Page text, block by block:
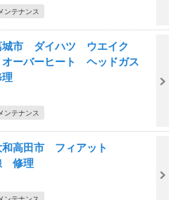
ンテナンス
市 ダイハツ ウエイク
ーバーヒート ヘッドガス
ンテナンス
高田市 フィアット
修理